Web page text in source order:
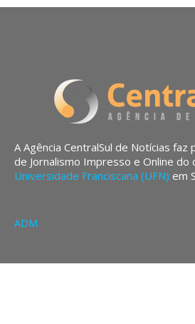
A Agência CentralSul de Notícias
de Jornalismo Impresso e Online do
Universidade Franciscana (UFN) em
ADM